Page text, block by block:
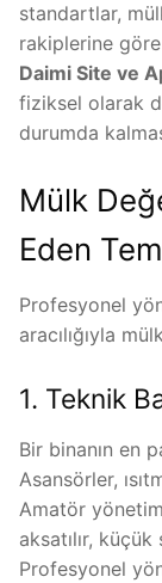
standartlar,
rakiplerine göre
Daimi Site ve
fiziksel olarak
durumda
Mülk
Eden
Profesyonel
aracılığıyla
1. Teknik
Bir binanın en
Asansörler,
Amatör
aksatılır,
Profesyonel